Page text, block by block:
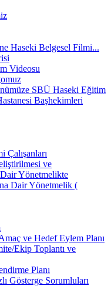
Haseki Belgesel Filmi...
Videosu
SBÜ Haseki Eğitim
Başhekimleri
ve
Yönetmelikte
Dair Yönetmelik (
ve Hedef Eylem Planı
Ekip Toplantı ve
Planı
Gösterge Sorumluları